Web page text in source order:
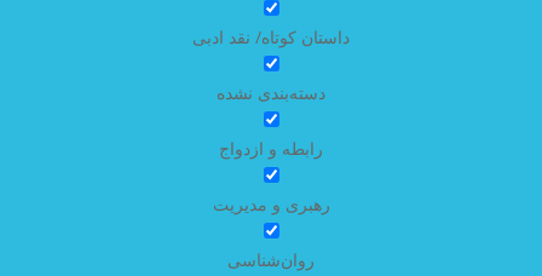
داستان کوتاه/ نقد ادبی
دسته‌بندی نشده
رابطه و ازدواج
رهبری و مدیریت
روان‌شناسی